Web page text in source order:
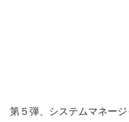
第５弾、システムマネー